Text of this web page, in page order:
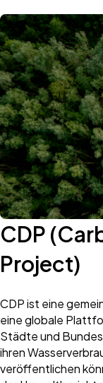
CDP
Project) ​
CDP ist eine
eine globale
Städte und
ihren
veröffentlichen